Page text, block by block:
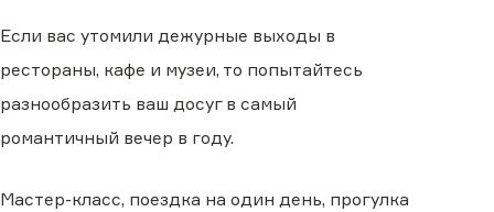
Если вас утомили дежурные выходы в
рестораны, кафе и музеи, то попытайтесь
разнообразить ваш досуг в самый
романтичный вечер в году.
Мастер-класс, поездка на один день, прогулка